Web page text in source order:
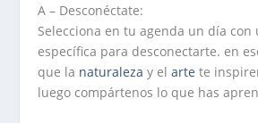
A – Desconéctate:
Selecciona en tu agenda un día con
específica para desconectarte. en
que la naturaleza y elarte te
luego compártenos lo que has